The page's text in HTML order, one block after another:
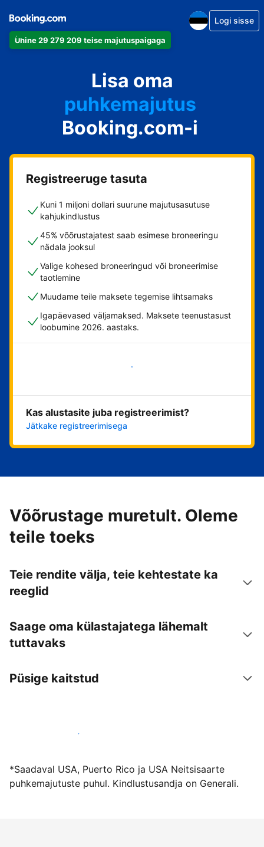
Ühine 29 279 209 teise majutuspaigaga
Logi sisse
Lisa oma
apartement
hotell
puhkemajutus
külalistemaja
hostel
Booking.com-i
Registreeruge tasuta
Kuni 1 miljoni dollari suurune majutusasutuse
kahjukindlustus
45% võõrustajatest saab esimese broneeringu
nädala jooksul
Valige kohesed broneeringud või broneerimise
taotlemine
Muudame teile maksete tegemise lihtsamaks
Igapäevased väljamaksed. Maksete teenustasust
loobumine 2026. aastaks.
Alusta kohe
Kas alustasite juba registreerimist?
Jätkake registreerimisega
Võõrustage muretult. Oleme
teile toeks
Teie rendite välja, teie kehtestate ka
reeglid
Saage oma külastajatega lähemalt
tuttavaks
Püsige kaitstud
Võõrusta meiega juba täna
*Saadaval USA, Puerto Rico ja USA Neitsisaarte
puhkemajutuste puhul. Kindlustusandja on Generali.